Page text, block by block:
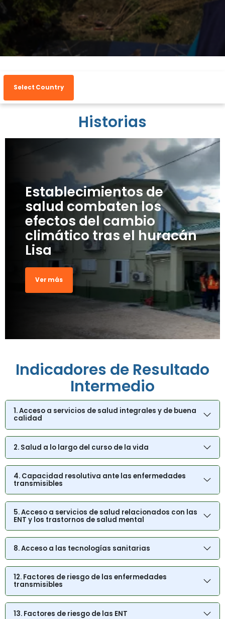
Select Country
Historias
Establecimientos de
salud combaten los
efectos del cambio
climático tras el huracán
Lisa
Ver más
Indicadores de Resultado
Intermedio
1. Acceso a servicios de salud integrales y de buena
calidad
2. Salud a lo largo del curso de la vida
4. Capacidad resolutiva ante las enfermedades
transmisibles
5. Acceso a servicios de salud relacionados con las
ENT y los trastornos de salud mental
8. Acceso a las tecnologías sanitarias
12. Factores de riesgo de las enfermedades
transmisibles
13. Factores de riesgo de las ENT